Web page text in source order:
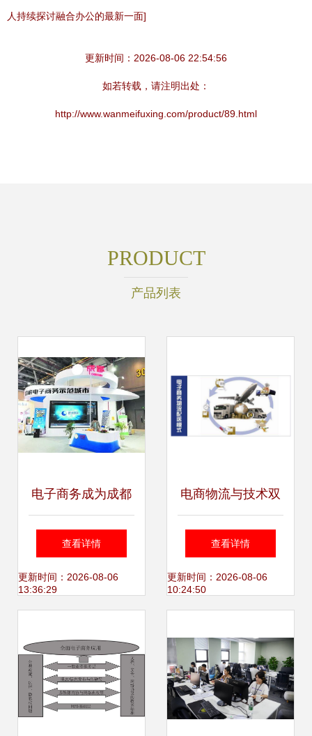
人持续探讨融合办公的最新一面]
更新时间：2026-08-06 22:54:56
如若转载，请注明出处：
http://www.wanmeifuxing.com/product/89.html
PRODUCT
产品列表
电子商务成为成都
新经济发展的典型
代表 技术服务驱动
查看详情
更新时间：2026-08-06
13:36:29
电商物流与技术双
引擎 解析电子商务
物流组织模式与技
查看详情
更新时间：2026-08-06
10:24:50